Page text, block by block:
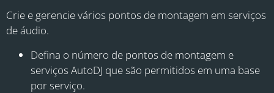
Crie e gerencie vários pontos de montagem em serviços
de áudio.
Defina o número de pontos de montagem e
serviços AutoDJ que são permitidos em uma base
por serviço.